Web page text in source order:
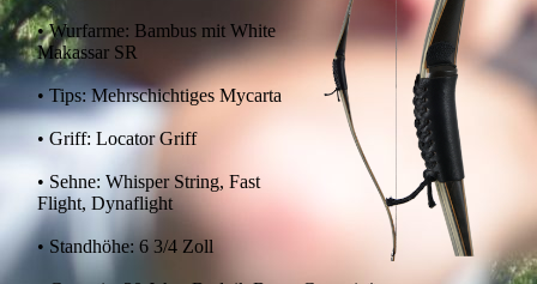
• Wurfarme: Bambus mit White
Makassar SR
• Tips: Mehrschichtiges Mycarta
• Griff: Locator Griff
• Sehne: Whisper String, Fast
Flight, Dynaflight
• Standhöhe: 6 3/4 Zoll